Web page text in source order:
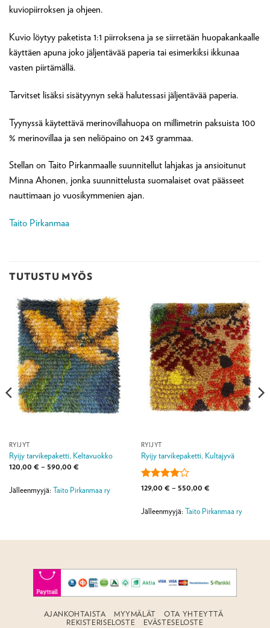
kuviopiirroksen ja ohjeen.
Kuvio löytyy paketista 1:1 piirroksena ja se siirretään huopakankaalle
käyttäen apuna joko jäljentävää paperia tai esimerkiksi ikkunaa
vasten piirtämällä.
Tarvitset lisäksi sisätyynyn sekä halutessasi jäljentävää paperia.
Tyynyssä käytettävä merinovillahuopa on millimetrin paksuista 100
% merinovillaa ja sen neliöpaino on 243 grammaa.
Stellan on Taito Pirkanmaalle suunnitellut lahjakas ja ansioitunut
Minna Ahonen, jonka suunnittelusta suomalaiset ovat päässeet
nauttimaan jo vuosikymmenien ajan.
Taito Pirkanmaa
TUTUSTU MYÖS
RYIJYT
Ryijy tarvikepaketti, Keltavuokko
120,00 € – 590,00 €Hintaluokka:
590,00 €
Jälleenmyyjä: Taito Pirkanmaa ry
RYIJYT
Ryijy tarvikepaketti, Kultajyvä
Arvostelu
4 / 5
129,00 € – 550,00 €Hintaluokka:
550,00 €
Jälleenmyyjä: Taito Pirkanmaa ry
AJANKOHTAISTA MYYMÄLÄT
OTA YHTEYTTÄ
REKISTERISELOSTE
EVÄSTESELOSTE